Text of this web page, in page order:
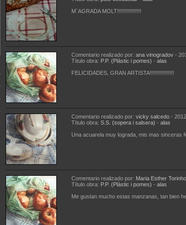
M´AGRADA MOLT!!!!!!!!!!!!!!!!
Comentario realizado por: ana vinogradov-
Título obra: P.P. (Plàstic i pomes) - alas
FELICIDADES, GRAN ARTISTA!!!!!!!!!!!!!!!!
Comentario realizado por: vicky salcedo-
Título obra: S.S. (sopera i salsera) - alas
Una acuarela muy lograda, mis mas sinceras
Comentario realizado por: Maria Esther
Título obra: P.P. (Plàstic i pomes) - alas
Me gustan mucho estas manzanas, tan bien